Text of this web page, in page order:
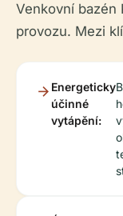
Venkovní bazén
provozu. Mezi
Energeticky
účinné
vytápění: